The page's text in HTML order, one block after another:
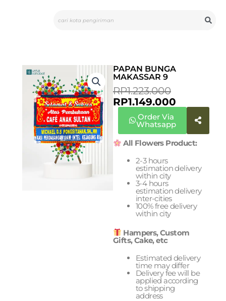
PAPAN BUNGA
MAKASSAR 9
RP1.223.000
RP1.149.000
Order Via
Whatsapp
All Flowers Product:
2-3 hours
estimation delivery
within city
3-4 hours
estimation delivery
inter-cities
100% free delivery
within city
Hampers, Custom
Gifts, Cake, etc
Estimated delivery
time may differ
Delivery fee will be
applied according
to shipping
address